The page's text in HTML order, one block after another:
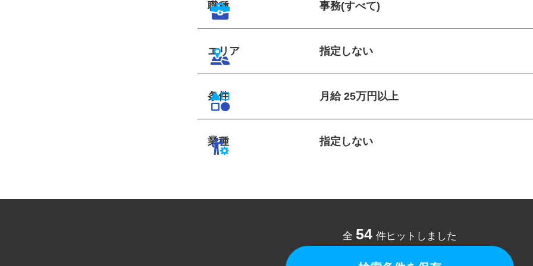
職種 事務(すべて)
エリア 指定しない
条件 月給 25万円以上
業種 指定しない
全54件ヒットしました